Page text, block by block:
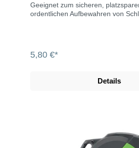
Geeignet zum sicheren,
ordentlichen Aufbewahren von
5,80 €*
Details